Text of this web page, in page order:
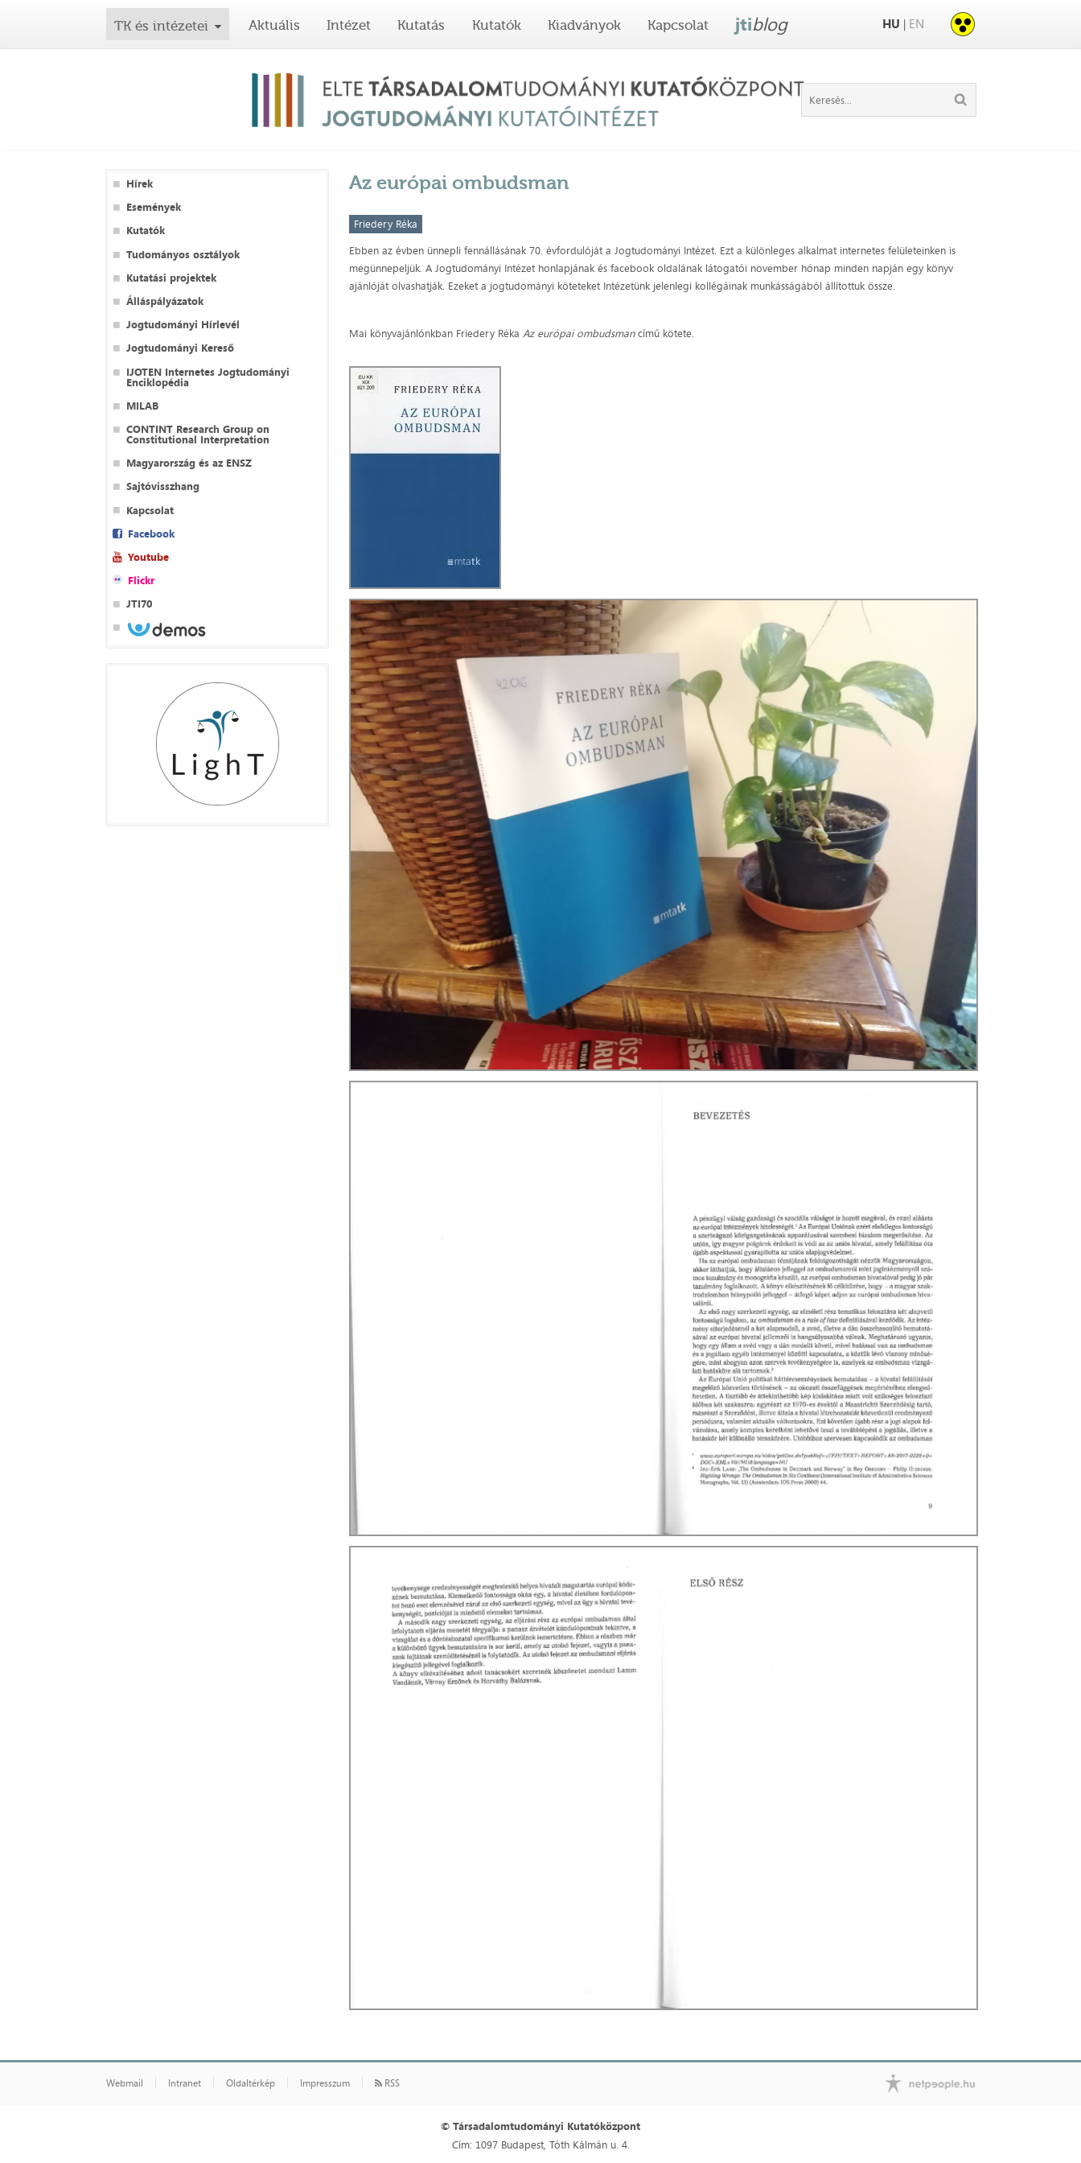
TK és intézetei Aktuális Intézet Kutatás Kutatók Kiadványok Kapcsolat jtiblog HU | EN
Hírek
Események
Kutatók
Tudományos osztályok
Kutatási projektek
Álláspályázatok
Jogtudományi Hírlevél
Jogtudományi Kereső
IJOTEN Internetes Jogtudományi
Enciklopédia
MILAB
CONTINT Research Group on
Constitutional Interpretation
Magyarország és az ENSZ
Sajtóvisszhang
Kapcsolat
Facebook
Youtube
Flickr
JTI70
Az európai ombudsman
Friedery Réka
Ebben az évben ünnepli fennállásának 70. évfordulóját a Jogtudományi Intézet. Ezt a különleges alkalmat internetes felületeinken is
megünnepeljük. A Jogtudományi Intézet honlapjának és facebook oldalának látogatói november hónap minden napján egy könyv
ajánlóját olvashatják. Ezeket a jogtudományi köteteket Intézetünk jelenlegi kollégáinak munkásságából állítottuk össze.
Mai könyvajánlónkban Friedery RékaAz európai ombudsmancímű kötete.
Webmail Intranet Oldaltérkép Impresszum RSS
© Társadalomtudományi Kutatóközpont
Cím: 1097 Budapest, Tóth Kálmán u. 4.